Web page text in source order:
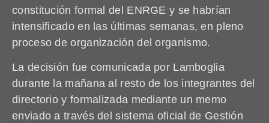
constitución formal del ENRGE y se habrían
intensificado en las últimas semanas, en pleno
proceso de organización del organismo.
La decisión fue comunicada por Lamboglia
durante la mañana al resto de los integrantes del
directorio y formalizada mediante un memo
enviado a través del sistema oficial de Gestión